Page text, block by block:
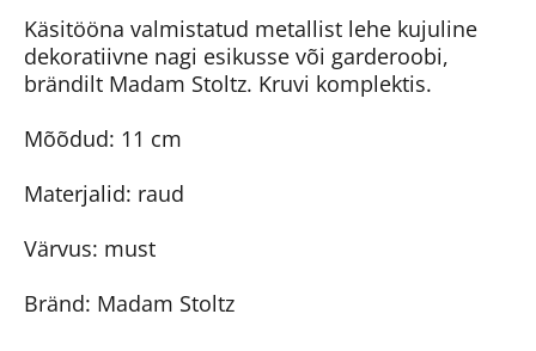
Käsitööna valmistatud metallist lehe kujuline
dekoratiivne nagi esikusse või garderoobi,
brändilt Madam Stoltz. Kruvi komplektis.
Mõõdud: 11 cm
Materjalid: raud
Värvus: must
Bränd: Madam Stoltz